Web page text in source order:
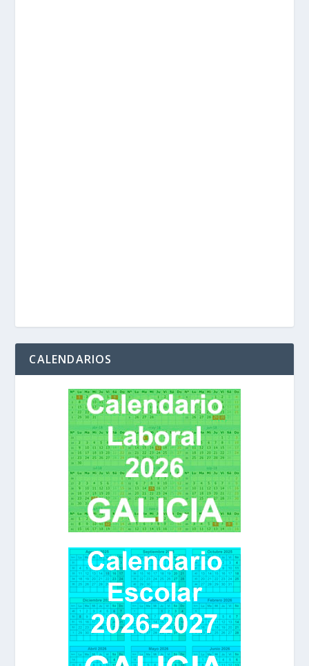
CALENDARIOS